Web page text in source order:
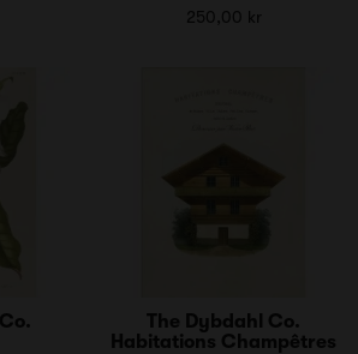
250,00 kr
The Dybdahl Co.
Habitations Champêtres